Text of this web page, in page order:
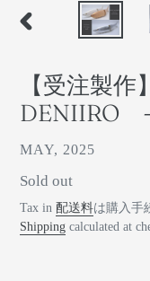
イ
ド
【受注製
DENIIRO
ベ
ダ
ー
MAY, 2025
通
常
価
Sold out
Tax in 配送料は購入手
Shipping calculated at